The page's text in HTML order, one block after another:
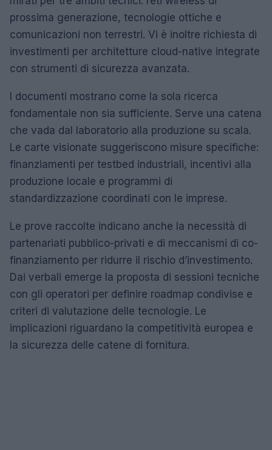
prossima generazione, tecnologie ottiche e
comunicazioni non terrestri. Vi è inoltre richiesta di
investimenti per architetture cloud-native integrate
con strumenti di sicurezza avanzata.
I documenti mostrano come la sola ricerca
fondamentale non sia sufficiente. Serve una catena
che vada dal laboratorio alla produzione su scala.
Le carte visionate suggeriscono misure specifiche:
finanziamenti per testbed industriali, incentivi alla
produzione locale e programmi di
standardizzazione coordinati con le imprese.
Le prove raccolte indicano anche la necessità di
partenariati pubblico-privati e di meccanismi di co-
finanziamento per ridurre il rischio d’investimento.
Dai verbali emerge la proposta di sessioni tecniche
con gli operatori per definire roadmap condivise e
criteri di valutazione delle tecnologie. Le
implicazioni riguardano la competitività europea e
la sicurezza delle catene di fornitura.